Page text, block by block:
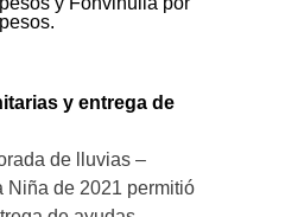
y entrega de
de lluvias –
Niña de 2021 permitió